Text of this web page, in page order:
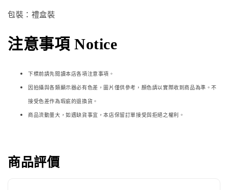
包裝：禮盒裝
注意事項 Notice
下標前請先閱讀本店各項注意事項。
因拍攝與各類顯示器必有色差，圖片僅供參考，顏色請以實際收到商品為準。不
接受色差作為瑕疵的退換貨。
商品流動量大，如遇缺貨事宜，本店保留訂單接受與拒絕之權利。
商品評價